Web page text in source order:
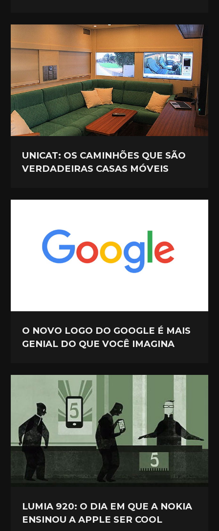
UNICAT: OS CAMINHÕES QUE SÃO
VERDADEIRAS CASAS MÓVEIS
O NOVO LOGO DO GOOGLE É MAIS
GENIAL DO QUE VOCÊ IMAGINA
LUMIA 920: O DIA EM QUE A NOKIA
ENSINOU A APPLE SER COOL